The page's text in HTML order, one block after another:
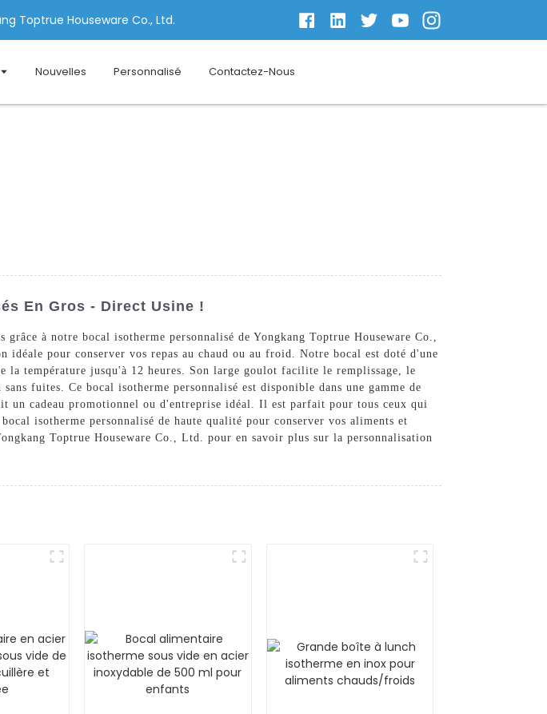
Toptrue Houseware Co., Ltd.
Nouvelles Personnalisé Contactez-Nous
En Gros - Direct Usine !
à notre bocal isotherme personnalisé de Yongkang Toptrue Houseware Co.,
pour conserver vos repas au chaud ou au froid. Notre bocal est doté d'une
température jusqu'à 12 heures. Son large goulot facilite le remplissage, le
fuites. Ce bocal isotherme personnalisé est disponible dans une gamme de
un cadeau promotionnel ou d'entreprise idéal. Il est parfait pour tous ceux qui
isotherme personnalisé de haute qualité pour conserver vos aliments et
Toptrue Houseware Co., Ltd. pour en savoir plus sur la personnalisation